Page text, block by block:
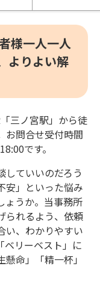
様一人一人
よりよい解
三ノ宮駅」から徒
お問合せ受付時間
です。
していいのだろう
安」といった悩み
ょうか。当事務所
られるよう、依頼
い、わかりやすい
ベリーベスト」に
命」「精一杯」